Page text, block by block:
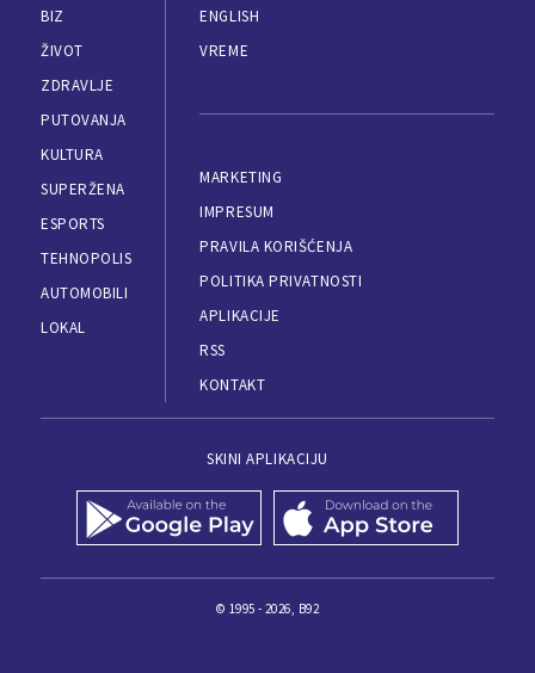
BIZ
ŽIVOT
ZDRAVLJE
PUTOVANJA
KULTURA
SUPERŽENA
ESPORTS
TEHNOPOLIS
AUTOMOBILI
LOKAL
ENGLISH
VREME
MARKETING
IMPRESUM
PRAVILA KORIŠĆENJA
POLITIKA PRIVATNOSTI
APLIKACIJE
RSS
KONTAKT
SKINI APLIKACIJU
© 1995 - 2026, B92